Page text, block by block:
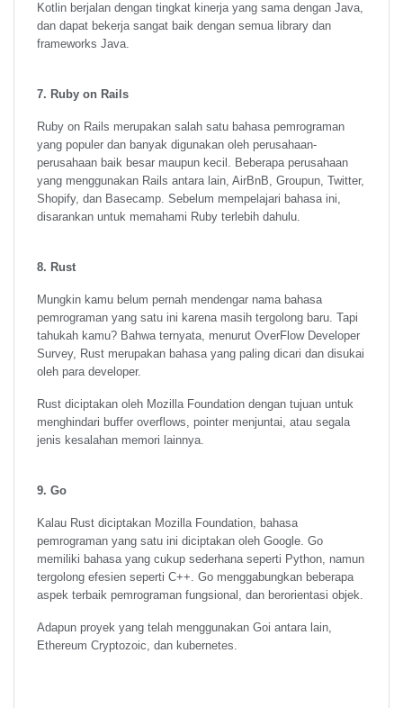
Kotlin berjalan dengan tingkat kinerja yang sama dengan Java,
dan dapat bekerja sangat baik dengan semua library dan
frameworks Java.
7. Ruby on Rails
Ruby on Rails merupakan salah satu bahasa pemrograman
yang populer dan banyak digunakan oleh perusahaan-
perusahaan baik besar maupun kecil. Beberapa perusahaan
yang menggunakan Rails antara lain, AirBnB, Groupun, Twitter,
Shopify, dan Basecamp. Sebelum mempelajari bahasa ini,
disarankan untuk memahami Ruby terlebih dahulu.
8. Rust
Mungkin kamu belum pernah mendengar nama bahasa
pemrograman yang satu ini karena masih tergolong baru. Tapi
tahukah kamu? Bahwa ternyata, menurut OverFlow Developer
Survey, Rust merupakan bahasa yang paling dicari dan disukai
oleh para developer.
Rust diciptakan oleh Mozilla Foundation dengan tujuan untuk
menghindari buffer overflows, pointer menjuntai, atau segala
jenis kesalahan memori lainnya.
9. Go
Kalau Rust diciptakan Mozilla Foundation, bahasa
pemrograman yang satu ini diciptakan oleh Google. Go
memiliki bahasa yang cukup sederhana seperti Python, namun
tergolong efesien seperti C++. Go menggabungkan beberapa
aspek terbaik pemrograman fungsional, dan berorientasi objek.
Adapun proyek yang telah menggunakan Goi antara lain,
Ethereum Cryptozoic, dan kubernetes.